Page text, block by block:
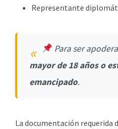
Representante
Para ser
mayor de 18 años o
emancipado.
La documentación requerida